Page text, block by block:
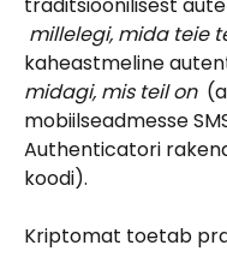
millelegi, mida teie
kaheastmeline
midagi, mis teil on
mobiilseadmesse
Authenticatori
koodi).
Kriptomat toetab